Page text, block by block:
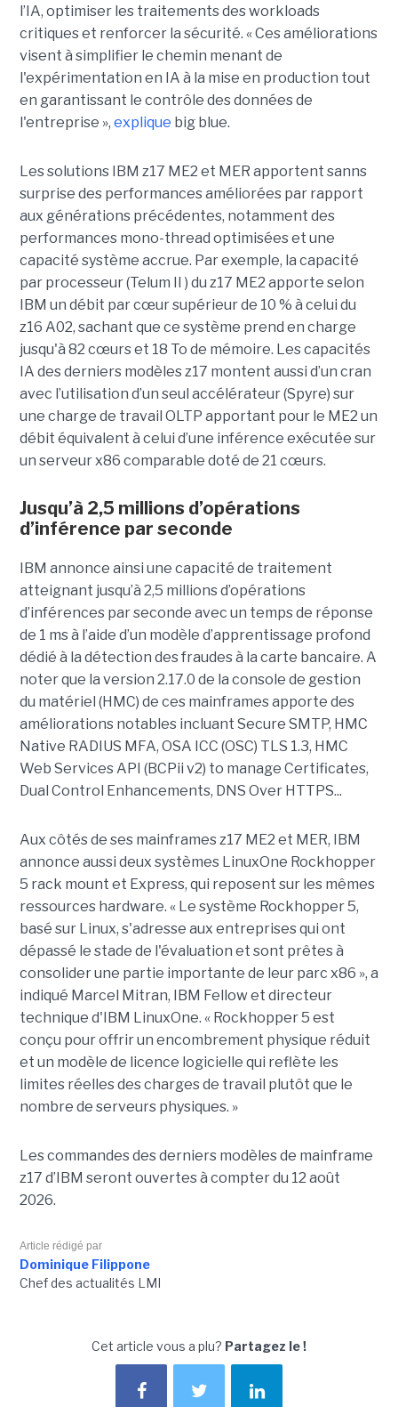
l’IA, optimiser les traitements des workloads
critiques et renforcer la sécurité. « Ces améliorations
visent à simplifier le chemin menant de
l'expérimentation en IA à la mise en production tout
en garantissant le contrôle des données de
l'entreprise », explique big blue.
Les solutions IBM z17 ME2 et MER apportent sanns
surprise des performances améliorées par rapport
aux générations précédentes, notamment des
performances mono-thread optimisées et une
capacité système accrue. Par exemple, la capacité
par processeur (Telum II ) du z17 ME2 apporte selon
IBM un débit par cœur supérieur de 10 % à celui du
z16 A02, sachant que ce système prend en charge
jusqu'à 82 cœurs et 18 To de mémoire. Les capacités
IA des derniers modèles z17 montent aussi d’un cran
avec l’utilisation d’un seul accélérateur (Spyre) sur
une charge de travail OLTP apportant pour le ME2 un
débit équivalent à celui d’une inférence exécutée sur
un serveur x86 comparable doté de 21 cœurs.
Jusqu’à 2,5 millions d’opérations
d’inférence par seconde
IBM annonce ainsi une capacité de traitement
atteignant jusqu’à 2,5 millions d’opérations
d’inférences par seconde avec un temps de réponse
de 1 ms à l’aide d’un modèle d’apprentissage profond
dédié à la détection des fraudes à la carte bancaire. A
noter que la version 2.17.0 de la console de gestion
du matériel (HMC) de ces mainframes apporte des
améliorations notables incluant Secure SMTP, HMC
Native RADIUS MFA, OSA ICC (OSC) TLS 1.3, HMC
Web Services API (BCPii v2) to manage Certificates,
Dual Control Enhancements, DNS Over HTTPS...
Aux côtés de ses mainframes z17 ME2 et MER, IBM
annonce aussi deux systèmes LinuxOne Rockhopper
5 rack mount et Express, qui reposent sur les mêmes
ressources hardware. « Le système Rockhopper 5,
basé sur Linux, s'adresse aux entreprises qui ont
dépassé le stade de l'évaluation et sont prêtes à
consolider une partie importante de leur parc x86 », a
indiqué Marcel Mitran, IBM Fellow et directeur
technique d'IBM LinuxOne. « Rockhopper 5 est
conçu pour offrir un encombrement physique réduit
et un modèle de licence logicielle qui reflète les
limites réelles des charges de travail plutôt que le
nombre de serveurs physiques. »
Les commandes des derniers modèles de mainframe
z17 d’IBM seront ouvertes à compter du 12 août
2026.
Article rédigé par
Dominique Filippone
Chef des actualités LMI
Cet article vous a plu? Partagez le !